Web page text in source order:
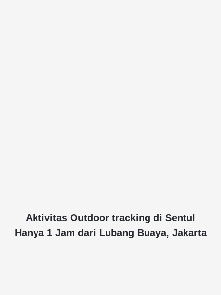
Aktivitas Outdoor tracking di Sentul
Hanya 1 Jam dari Lubang Buaya, Jakarta